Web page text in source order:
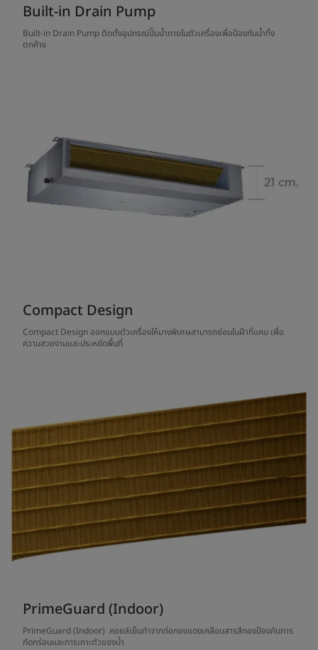
Built-in Drain Pump
Built-in Drain Pump ติดตั้งอุปกรณ์ปั๊มน้ำภายในตัวเครื่องเพื่อป้องกันน้ำทิ้ง
ตกค้าง
Compact Design
Compact Design ออกแบบตัวเครื่องให้บางพิเศษสามารถซ่อนในฝ้าที่แคบ เพื่อ
ความสวยงามและประหยัดพื้นที่
PrimeGuard (Indoor)
PrimeGuard (Indoor) คอยล์เย็นทำจากท่อทองแดงเคลือบสารสีทองป้องกันการ
กัดกร่อนและการเกาะตัวของน้ำ